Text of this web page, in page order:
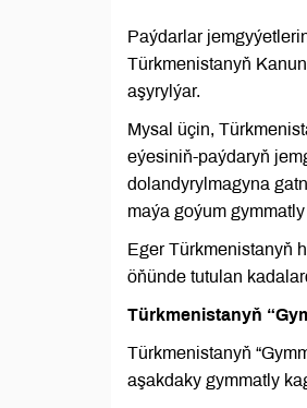
Paýdarlar
Türkmenistanyň
aşyrylýar.
Mysal üçin,
eýesiniň-paýdaryň
dolandyrylmagyna
maýa goýum
Eger Türkmenistanyň
öňünde tutulan
Türkmenistanyň
Türkmenistanyň
aşakdaky gymmatly